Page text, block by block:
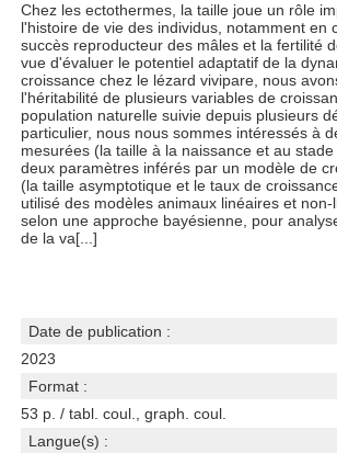
Chez les ectothermes, la taille joue un rôle
l'histoire de vie des individus, notamment en
succès reproducteur des mâles et la fertilité
vue d'évaluer le potentiel adaptatif de la
croissance chez le lézard vivipare, nous
l'héritabilité de plusieurs variables de
population naturelle suivie depuis plusieurs
particulier, nous nous sommes intéressés à
mesurées (la taille à la naissance et au
deux paramètres inférés par un modèle de
(la taille asymptotique et le taux de
utilisé des modèles animaux linéaires et
selon une approche bayésienne, pour
de la va[...]
Date de publication :
2023
Format :
53 p. / tabl. coul., graph. coul.
Langue(s) :